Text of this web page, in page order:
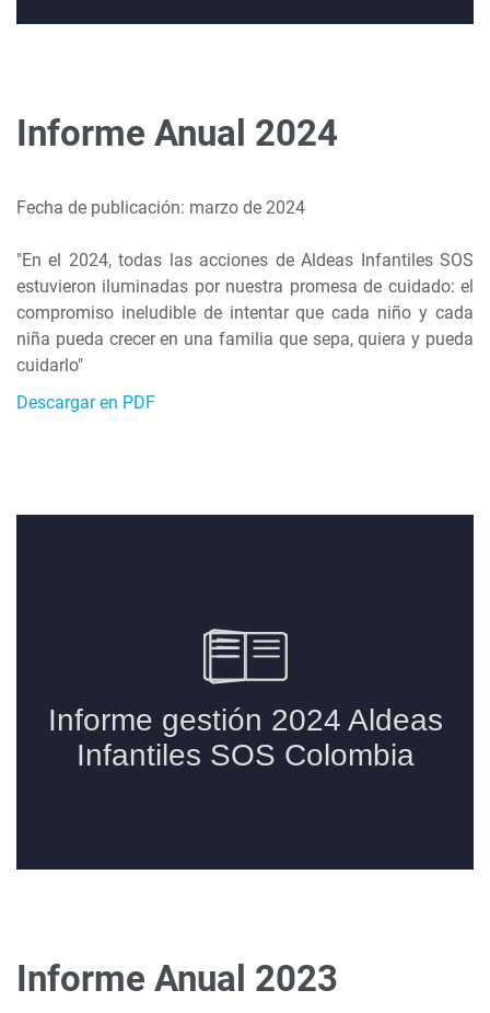
Informe Anual 2024
Fecha de publicación: marzo de 2024
"En el 2024, todas las acciones de Aldeas Infantiles SOS
estuvieron iluminadas por nuestra promesa de cuidado: el
compromiso ineludible de intentar que cada niño y cada
niña pueda crecer en una familia que sepa, quiera y pueda
cuidarlo"
Descargar en PDF
Informe Anual 2023